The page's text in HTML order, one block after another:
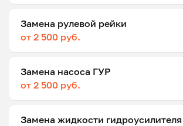
Замена рулевой рейки
от 2 500 руб.
Замена насоса ГУР
от 2 500 руб.
Замена жидкости гидроусилителя